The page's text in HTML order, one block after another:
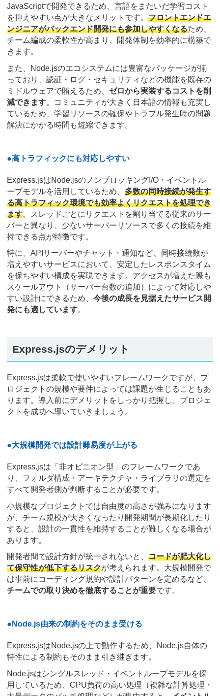
JavaScriptで開発できるため、言語をまたいだ学習コスト
を抑えやすい点が大きなメリットです。 フロントエンドエ
ンジニアがバックエンド開発にも参加しやすくなるため、
チーム編成の柔軟性が高まり、開発体制を効率的に構築で
きます。
また、Node.jsのエコシステムには豊富なパッケージが揃
っており、認証・ログ・セキュリティなどの機能を既存の
ミドルウェアで賄えるため、 ゼロから実装するコストを削
減できます。コミュニティが大きく日本語の情報も充実し
ているため、学習リソースの確保やトラブル発生時の問題
解決にかかる時間も短縮できます。
●高トラフィックにも対応しやすい
Express.jsはNode.jsのノンブロッキングI/O・イベントル
ープモデルを活用しているため、 多数の同時接続が発生す
る高トラフィック環境でも効率よくリクエストを処理でき
ます。スレッドごとにリクエストを割り当てる従来のサー
バーと異なり、少ないサーバーリソースで多くの接続を維
持できる点が特徴です。
特に、APIサーバーやチャット・通知など、同時接続数が
増えやすいサービスにおいて、安定したレスポンスタイム
を保ちやすい構成を実現できます。アクセスが増えた際も
スケールアウト（サーバー台数の追加）によって対応しや
すい設計にできるため、 今後の成長を見据えたサービス開
発にも適しています。
Express.jsのデメリット
Express.jsは柔軟で使いやすいフレームワークですが、プ
ロジェクトの規模や要件によっては課題が生じることもあ
ります。導入前にデメリットをしっかり把握し、プロジェ
クトを成功へ導いていきましょう。
●大規模開発では設計難易度が上がる
Express.jsは「非オピニオン型」のフレームワークであ
り、フォルダ構成・アーキテクチャ・ライブラリの選定を
すべて開発者側が判断することが必要です。
小規模なプロジェクトでは自由度の高さが強みになります
が、チーム規模が大きくなったり開発期間が長期化したり
すると、設計の一貫性を維持することが難しくなる場合が
あります。
開発者間で設計方針が統一されないと、 コードが肥大化し
て保守性が低下するリスクが考えられます。大規模開発で
は事前にコーディング規約や設計パターンを定めるなど、
チームでの取り決めを徹底することが重要です。
●Node.js由来の制約をそのまま受ける
Express.jsはNode.jsの上で動作するため、Node.js自体の
特性による制約もそのまま引き継ぎます。
Node.jsはシングルスレッド・イベントループモデルを採
用しているため、CPU負荷の高い処理（複雑な計算処理・